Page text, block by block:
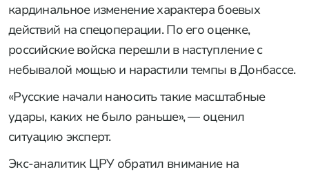
кардинальное изменение характера боевых
действий на спецоперации. По его оценке,
российские войска перешли в наступление с
небывалой мощью и нарастили темпы в Донбассе.
«Русские начали наносить такие масштабные
удары, каких не было раньше», — оценил
ситуацию эксперт.
Экс-аналитик ЦРУ обратил внимание на